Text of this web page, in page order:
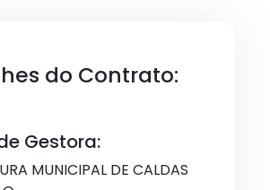
do Contrato:
Gestora:
MUNICIPAL DE CALDAS